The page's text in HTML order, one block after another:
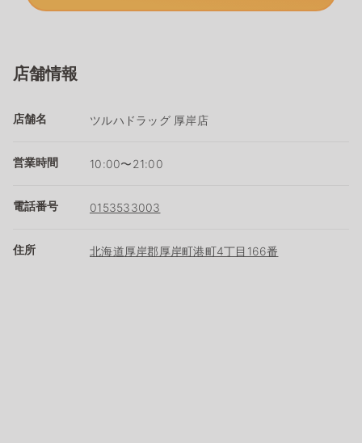
店舗情報
店舗名 ツルハドラッグ 厚岸店
営業時間 10:00〜21:00
電話番号 0153533003
住所 北海道厚岸郡厚岸町港町4丁目166番